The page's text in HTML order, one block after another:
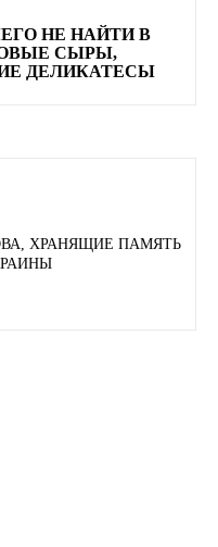
НЕ НАЙТИ В
СЫРЫ,
ДЕЛИКАТЕСЫ
ХРАНЯЩИЕ ПАМЯТЬ